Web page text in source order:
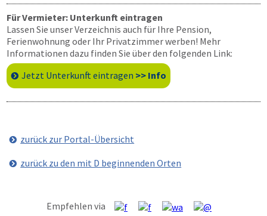
Für Vermieter: Unterkunft eintragen
Lassen Sie unser Verzeichnis auch für Ihre Pension,
Ferienwohnung oder Ihr Privatzimmer werben! Mehr
Informationen dazu finden Sie über den folgenden Link:
Jetzt Unterkunft eintragen >> Info
zurück zur Portal-Übersicht
zurück zu den mit D beginnenden Orten
Empfehlen via